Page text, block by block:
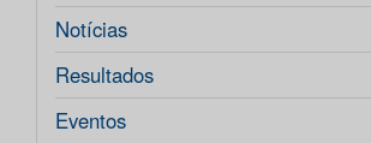
Notícias
Resultados
Eventos